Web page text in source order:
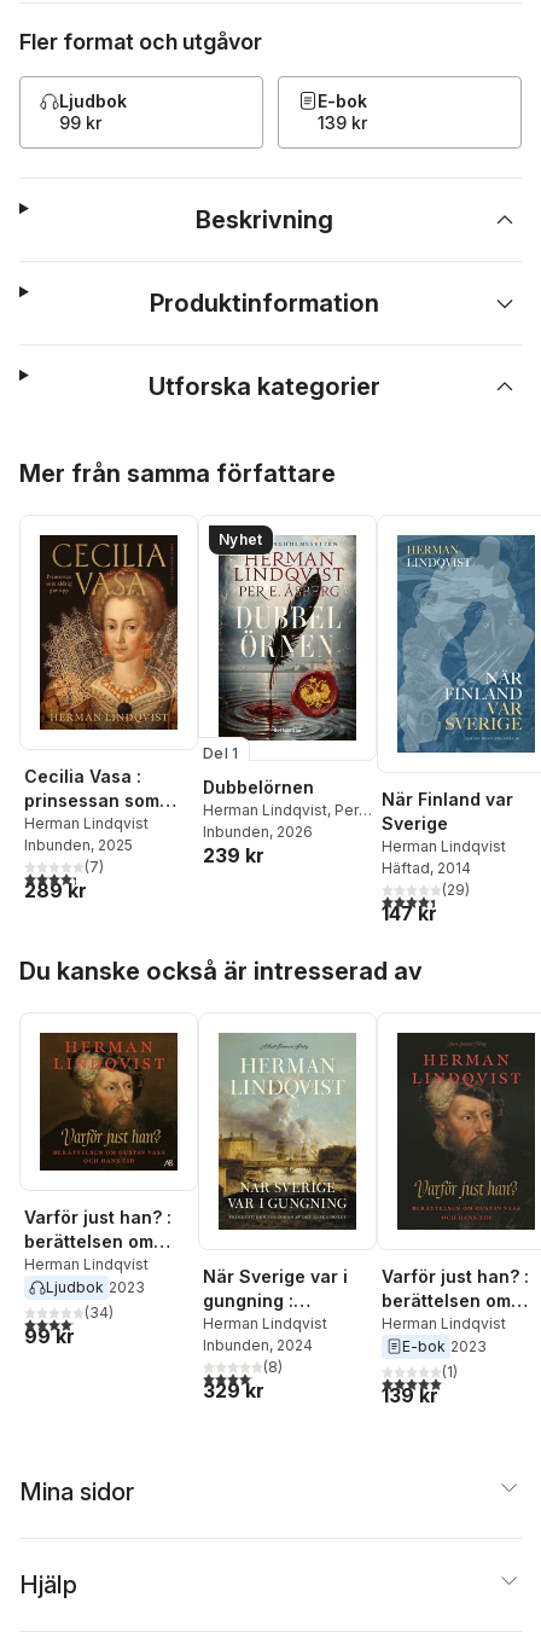
Fler format och utgåvor
Ljudbok
99 kr
E-bok
139 kr
Beskrivning
Produktinformation
Utforska kategorier
Mer från samma författare
Cecilia Vasa :
prinsessan som
aldrig gav upp
Herman Lindqvist
Inbunden, 2025
4,3utav 5 stjärnor. Totalt antal röster:
(7)
289 kr
Nyhet
Del 1
Dubbelörnen
Herman Lindqvist, Per
E. Åsberg
Inbunden, 2026
239 kr
När Finland var
Sverige
Herman Lindqvist
Häftad, 2014
4,4utav 5 stjärnor.
(29)
147 kr
Du kanske också är intresserad av
Varför just han? :
berättelsen om
Gustav Vasa och
hans tid
Herman Lindqvist
Ljudbok 2023
4,1utav 5 stjärnor. Totalt antal röster:
(34)
99 kr
När Sverige var i
gungning :
frihetstiden i
skuggan av det
ryska hotet
Herman Lindqvist
Inbunden, 2024
4,1utav 5 stjärnor. Totalt antal röster:
(8)
329 kr
Varför just han? :
berättelsen om
Gustav Vasa och
hans tid
Herman Lindqvist
E-bok 2023
5,0utav 5 stjärnor.
(1)
139 kr
Mina sidor
Hjälp